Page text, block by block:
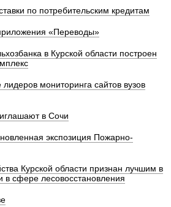
по потребительским кредитам
«Переводы»
в Курской области построен
мониторинга сайтов вузов
в Сочи
экспозиция Пожарно-
Курской области признан лучшим в
в сфере лесовосстановления